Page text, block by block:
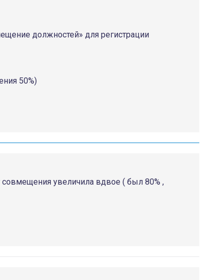
должностей» для регистрации
50%)
увеличила вдвое ( был 80% ,